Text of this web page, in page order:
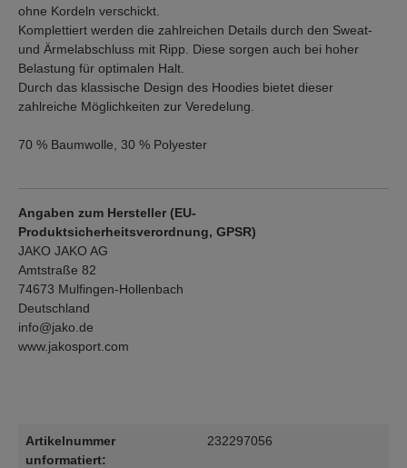
ohne Kordeln verschickt.
Komplettiert werden die zahlreichen Details durch den Sweat-
und Ärmelabschluss mit Ripp. Diese sorgen auch bei hoher
Belastung für optimalen Halt.
Durch das klassische Design des Hoodies bietet dieser
zahlreiche Möglichkeiten zur Veredelung.
70 % Baumwolle, 30 % Polyester
Angaben zum Hersteller (EU-
Produktsicherheitsverordnung, GPSR)
JAKO JAKO AG
Amtstraße 82
74673 Mulfingen-Hollenbach
Deutschland
info@jako.de
www.jakosport.com
Artikelnummer
unformatiert:
232297056